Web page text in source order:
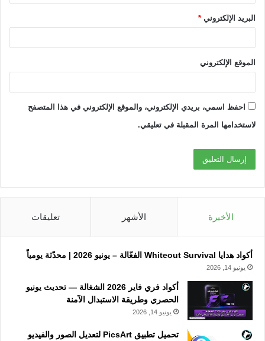
البريد الإلكتروني *
الموقع الإلكتروني
احفظ اسمي، بريدي الإلكتروني، والموقع الإلكتروني في هذا المتصفح
لاستخدامها المرة المقبلة في تعليقي.
الأخيرة الأشهر تعليقات
أكواد هدايا Whiteout Survival الفعّالة – يونيو 2026 | محدّثة يومياً
يونيو 14, 2026
أكواد فري فاير 2026 الشغالة — تحديث يونيو
الحصري وطريقة الاستبدال الآمنة
يونيو 14, 2026
تحميل تطبيق PicsArt لتعديل الصور والفيديو